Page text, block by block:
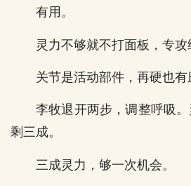
有用。
灵力不够就不打面板，专攻
关节是活动部件，再硬也有
李牧退开两步，调整呼吸
剩三成。
三成灵力，够一次机会。